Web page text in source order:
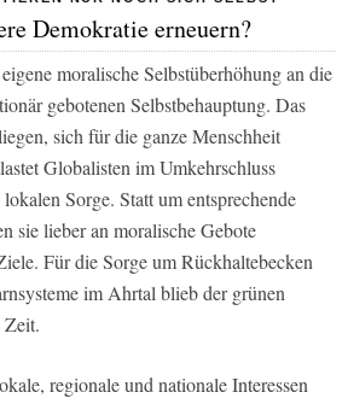
Demokratie erneuern?
moralische Selbstüberhöhung an die
gebotenen Selbstbehauptung. Das
sich für die ganze Menschheit
Globalisten im Umkehrschluss
Sorge. Statt um entsprechende
sie lieber an moralische Gebote
Für die Sorge um Rückhaltebecken
im Ahrtal blieb der grünen
regionale und nationale Interessen